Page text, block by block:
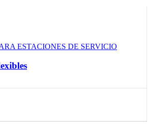
ESTACIONES DE SERVICIO